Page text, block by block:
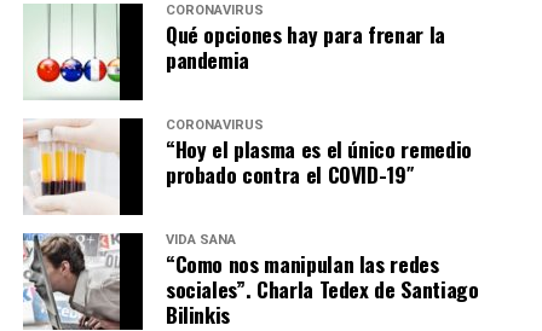
CORONAVIRUS
Qué opciones hay para frenar la
pandemia
CORONAVIRUS
“Hoy el plasma es el único remedio
probado contra el COVID-19″
VIDA SANA
“Como nos manipulan las redes
sociales”. Charla Tedex de Santiago
Bilinkis